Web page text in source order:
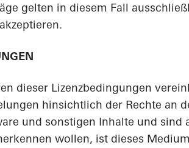
gelten in diesem Fall
dieser Lizenzbedingungen
hinsichtlich der Rechte an
und sonstigen Inhalte und sind
wollen, ist dieses